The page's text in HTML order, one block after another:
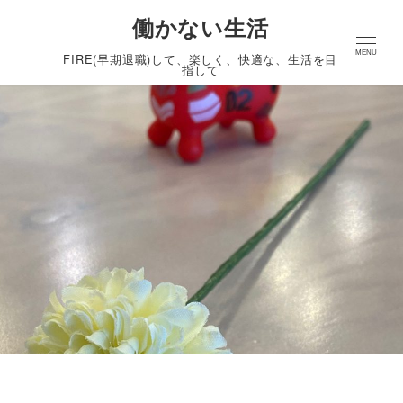
働かない生活
FIRE(早期退職)して、楽しく、快適な、生活を目
指して
MENU